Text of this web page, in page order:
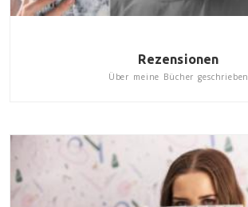
Rezensionen
Über meine Bücher geschrieben